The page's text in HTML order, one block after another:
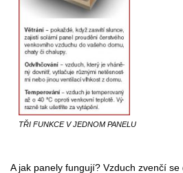
TŘI FUNKCE V JEDNOM PANELU
A jak panely fungují? Vzduch zvenčí